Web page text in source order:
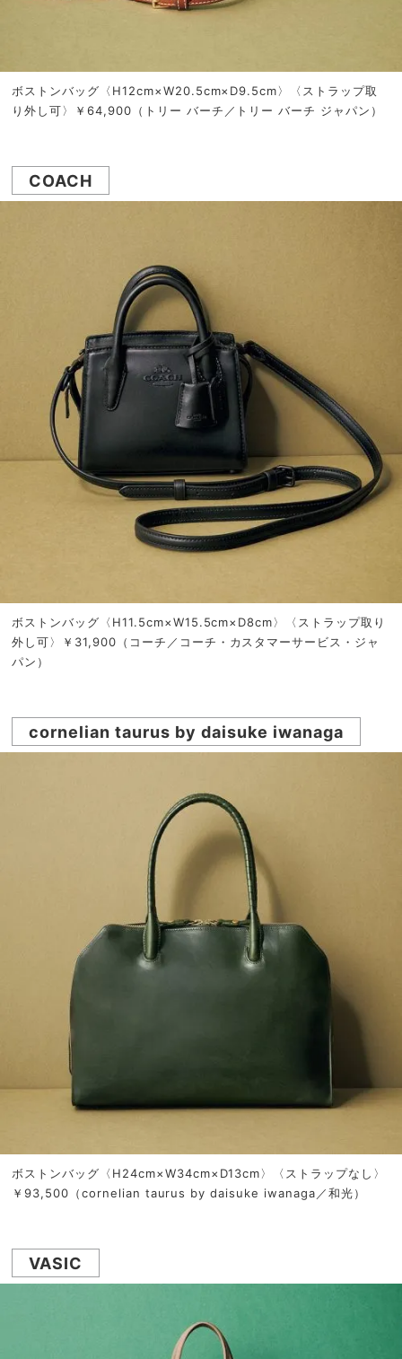
ボストンバッグ〈H12cm×W20.5cm×D9.5cm〉〈ストラップ取
り外し可〉￥64,900（トリー バーチ／トリー バーチ ジャパン）
COACH
ボストンバッグ〈H11.5cm×W15.5cm×D8cm〉〈ストラップ取り
外し可〉￥31,900（コーチ／コーチ・カスタマーサービス・ジャ
パン）
cornelian taurus by daisuke iwanaga
ボストンバッグ〈H24cm×W34cm×D13cm〉〈ストラップなし〉
￥93,500（cornelian taurus by daisuke iwanaga／和光）
VASIC